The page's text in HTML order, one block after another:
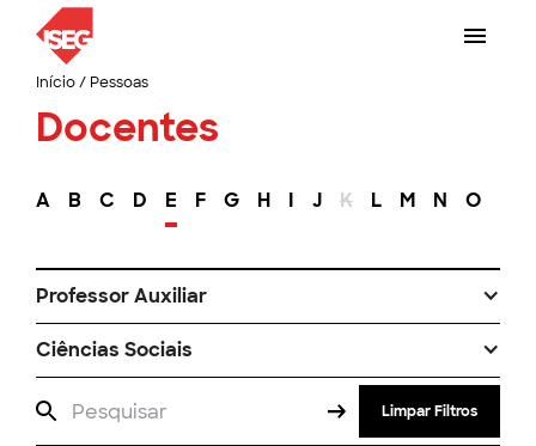
Início/ Pessoas
Docentes
A B C D E F G H I J K L M N O
Professor Auxiliar
Ciências Sociais
Limpar Filtros